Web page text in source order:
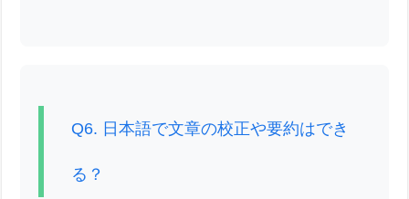
Q6. 日本語で文章の校正や要約はでき
る？